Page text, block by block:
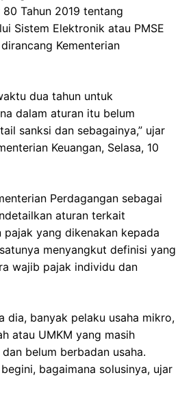
Tahun 2019 tentang
Sistem Elektronik atau PMSE
Kementerian
dua tahun untuk
dalam aturan itu belum
sanksi dan sebagainya,” ujar
Keuangan, Selasa, 10
Perdagangan sebagai
aturan terkait
pajak yang dikenakan kepada
menyangkut definisi yang
wajib pajak individu dan
dia, banyak pelaku usaha mikro,
atau UMKM yang masih
belum berbadan usaha.
bagaimana solusinya, ujar